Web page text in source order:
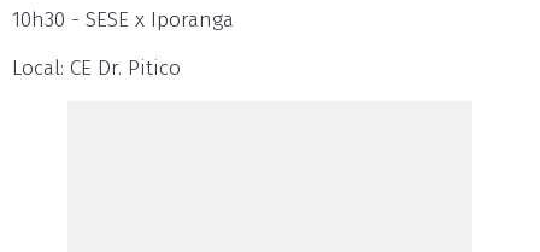
10h30 - SESE x Iporanga
Local: CE Dr. Pitico